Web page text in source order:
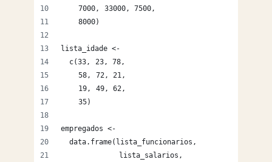
    7000, 33000, 7500,
    8000)
lista_idade <-
  c(33, 23, 78,
    58, 72, 21,
    19, 49, 62,
    35)
empregados <-
  data.frame(lista_funcionarios,
             lista_salarios,